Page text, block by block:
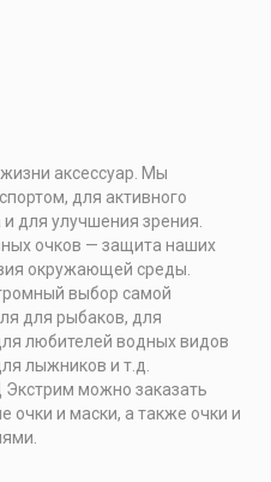
аксессуар. Мы
для активного
для улучшения зрения.
очков — защита наших
окружающей среды.
выбор самой
для рыбаков, для
любителей водных видов
лыжников и т.д.
Экстрим можно заказать
очки и маски, а также очки и